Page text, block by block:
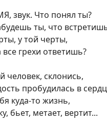
звук. Что понял ты?
ты, что
у той черты,
все грехи ответишь?
человек, склонись,
пробудилась в
куда-то жизнь,
бьет, метает, вертит...